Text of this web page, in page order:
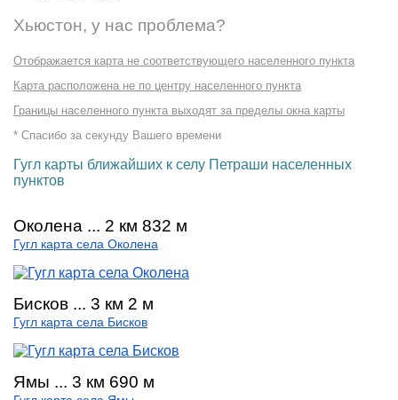
Хьюстон, у нас проблема?
Отображается карта не соответствующего населенного пункта
Карта расположена не по центру населенного пункта
Границы населенного пункта выходят за пределы окна карты
* Спасибо за секунду Вашего времени
Гугл карты ближайших к селу Петраши населенных
пунктов
Околена ... 2 км 832 м
Гугл карта села Околена
Бисков ... 3 км 2 м
Гугл карта села Бисков
Ямы ... 3 км 690 м